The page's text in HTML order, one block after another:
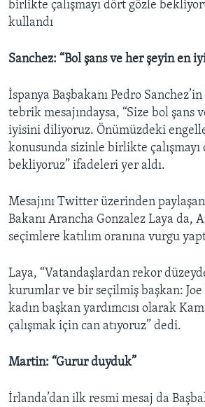
birlikte çalışmayı dört gözle
kullandı
Sanchez: “Bol şans ve her şeyin en
İspanya Başbakanı Pedro
tebrik mesajındaysa, “Size bol şans
iyisini diliyoruz. Önümüzdeki
konusunda sizinle birlikte çalışmayı
bekliyoruz” ifadeleri yer aldı.
Mesajını Twitter üzerinden
Bakanı Arancha Gonzalez Laya da,
seçimlere katılım oranına vurgu
Laya, “Vatandaşlardan rekor
kurumlar ve bir seçilmiş başkan:
kadın başkan yardımcısı olarak
çalışmak için can atıyoruz” dedi.
Martin: “Gurur duyduk”
İrlanda’dan ilk resmi mesaj da